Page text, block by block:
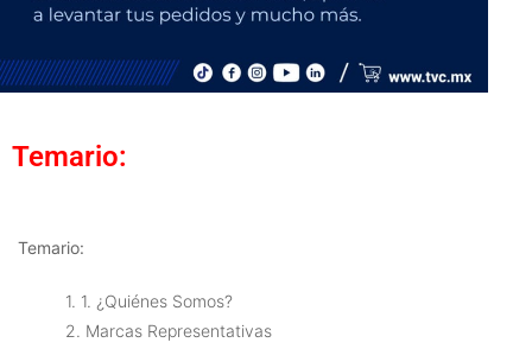
Temario:
Temario:
1. 1. ¿Quiénes Somos?
2. Marcas Representativas